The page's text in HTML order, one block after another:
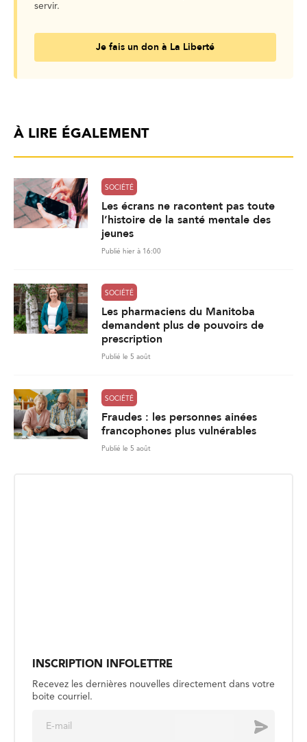
servir.
Je fais un don à La Liberté
À LIRE ÉGALEMENT
SOCIÉTÉ
Les écrans ne racontent pas toute
l’histoire de la santé mentale des
jeunes
Publié hier à 16:00
SOCIÉTÉ
Les pharmaciens du Manitoba
demandent plus de pouvoirs de
prescription
Publié le 5 août
SOCIÉTÉ
Fraudes : les personnes ainées
francophones plus vulnérables
Publié le 5 août
l
recherche les descendants de ses